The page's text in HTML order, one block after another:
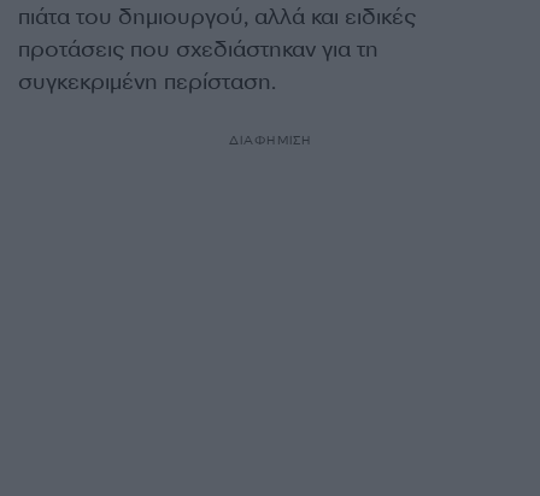
πιάτα του δημιουργού, αλλά και ειδικές
προτάσεις που σχεδιάστηκαν για τη
συγκεκριμένη περίσταση.
ΔΙΑΦΗΜΙΣΗ